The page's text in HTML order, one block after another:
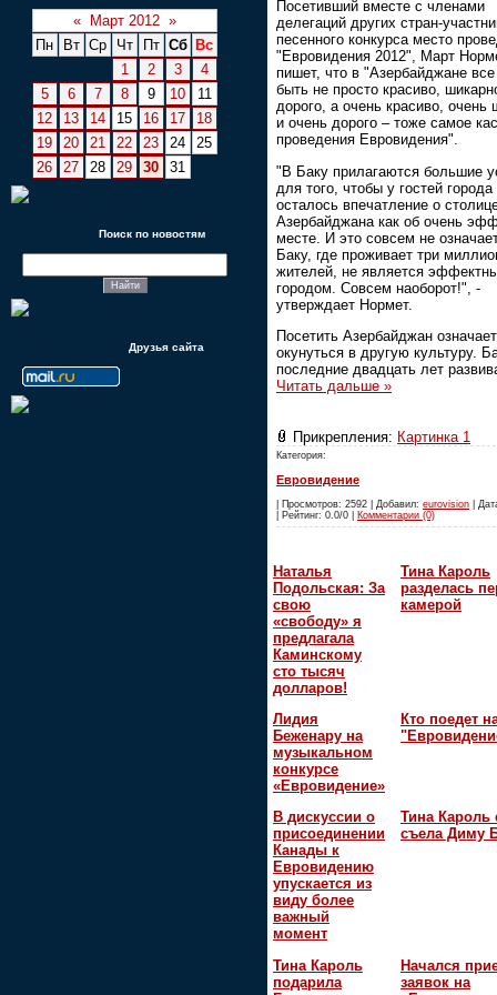
« Март 2012 »
Пн
Вт Ср Чт Пт Сб
Вс
1
2 3
4
5
6 7 8 9 10
11
12
13 14 15 16 17
18
19
20 21 22 23 24
25
26
27 28 29 30 31
Поиск по новостям
Друзья сайта
Посетивший вместе с членами
делегаций других стран-
песенного конкурса место
"Евровидения 2012", Март
пишет, что в "Азербайджане
быть не просто красиво,
дорого, а очень красиво, очень
и очень дорого – тоже самое
проведения Евровидения".
"В Баку прилагаются большие
для того, чтобы у гостей города
осталось впечатление о
Азербайджана как об очень
месте. И это совсем не
Баку, где проживает три
жителей, не является
городом. Совсем наоборот!", -
утверждает Нормет.
Посетить Азербайджан означает
окунуться в другую культуру.
последние двадцать лет
Читать дальше »
Прикрепления: Картинка 1
Категория:
Евровидение
| Просмотров: 2592 | Добавил: eurovision |
| Рейтинг: 0.0/0 | Комментарии (0)
Наталья
Подольская: За
свою
«свободу» я
предлагала
Каминскому
сто тысяч
долларов!
Тина Кароль
разделась
камерой
Лидия
Беженару на
музыкальном
конкурсе
«Евровидение»
Кто поедет
В дискуссии о
присоединении
Канады к
Евровидению
упускается из
виду более
важный
момент
Тина Кароль
съела Диму
Тина Кароль
подарила
Начался
заявок на